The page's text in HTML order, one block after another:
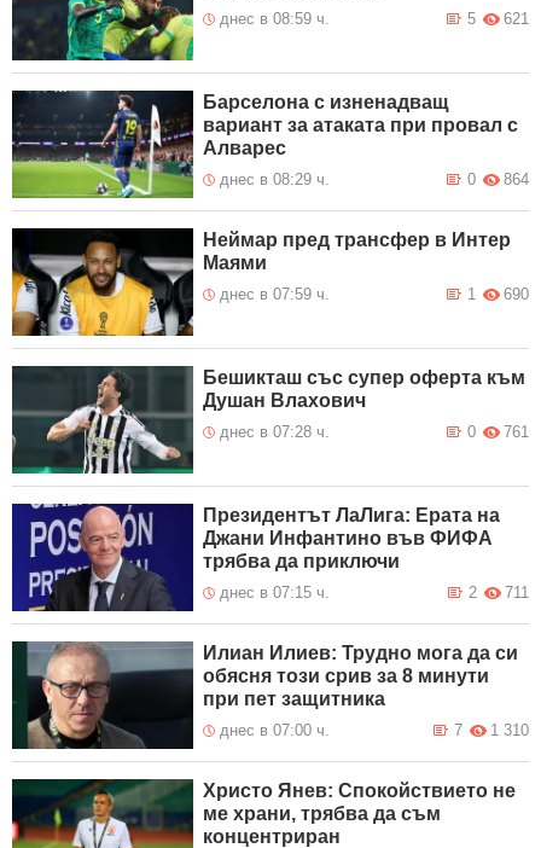
днес в 08:59 ч. 621
5
Барселона с изненадващ
вариант за атаката при провал с
Алварес
днес в 08:29 ч. 864
0
Неймар пред трансфер в Интер
Маями
днес в 07:59 ч. 690
1
Бешикташ със супер оферта към
Душан Влахович
днес в 07:28 ч. 761
0
Президентът ЛаЛига: Ерата на
Джани Инфантино във ФИФА
трябва да приключи
днес в 07:15 ч. 711
2
Илиан Илиев: Трудно мога да си
обясня този срив за 8 минути
при пет защитника
днес в 07:00 ч. 1 310
7
Христо Янев: Спокойствието не
ме храни, трябва да съм
концентриран